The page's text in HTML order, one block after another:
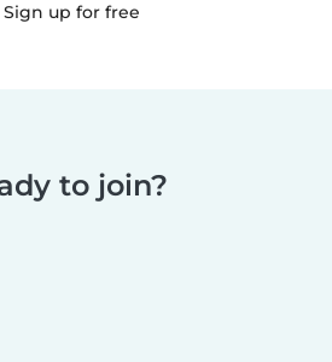
Sign up for free
to join?